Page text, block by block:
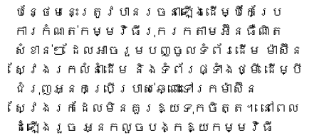
បន្ថែមនេះត្រូវបានរចនាឡើងដើម្បីកែប្រែ
ការកំណត់កម្មវិធីរុករកតាមអ៊ីនធឺណិត
សំខាន់ៗ ដែលអាចរួមបញ្ចូលទំព័រដើម ម៉ាស៊ីន
ស្វែងរកលំនាំដើម និងទំព័រផ្ទាំងថ្មី ដើម្បី
ជំរុញអ្នកប្រើប្រាស់ឆ្ពោះទៅរកម៉ាស៊ីន
ស្វែងរកដែលមិនគួរឱ្យទុកចិត្ត។ នៅពេល
ដំឡើងរួច អ្នកលួចបង្កឱ្យកម្មវិធី